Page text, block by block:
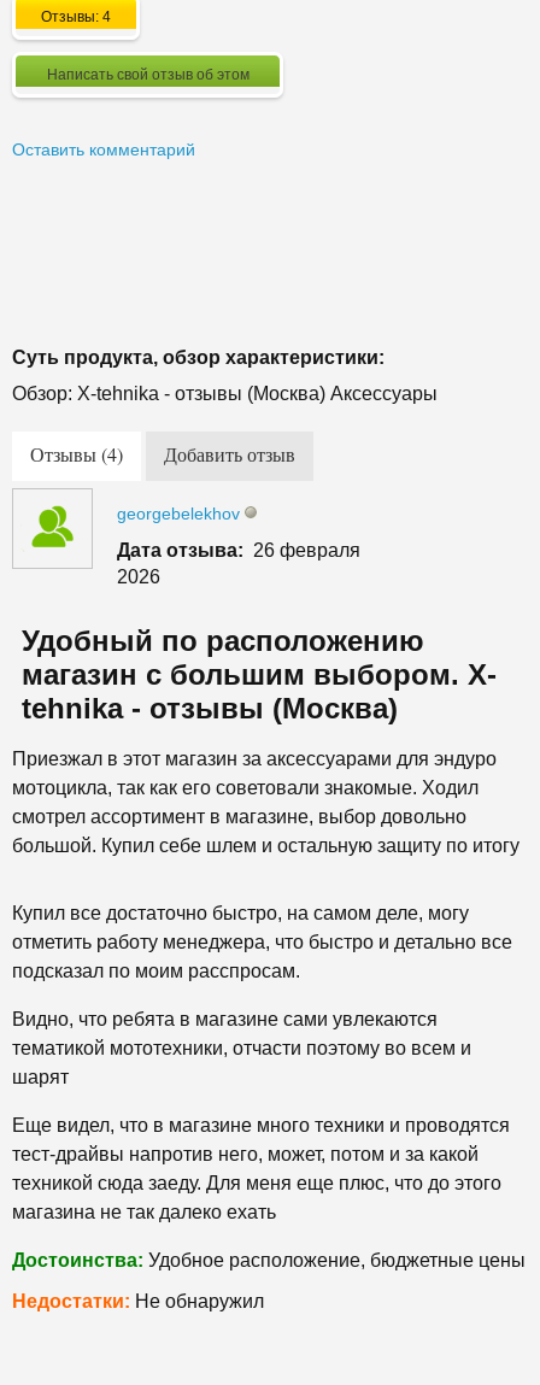
Отзывы: 4
Написать свой отзыв об этом
Оставить комментарий
Суть продукта, обзор характеристики:
Обзор: X-tehnika - отзывы (Москва) Аксессуары
Отзывы (4) Добавить отзыв
georgebelekhov
Дата отзыва: 26 февраля
2026
Удобный по расположению
магазин с большим выбором. X-
tehnika - отзывы (Москва)
Приезжал в этот магазин за аксессуарами для эндуро
мотоцикла, так как его советовали знакомые. Ходил
смотрел ассортимент в магазине, выбор довольно
большой. Купил себе шлем и остальную защиту по итогу
Купил все достаточно быстро, на самом деле, могу
отметить работу менеджера, что быстро и детально все
подсказал по моим расспросам.
Видно, что ребята в магазине сами увлекаются
тематикой мототехники, отчасти поэтому во всем и
шарят
Еще видел, что в магазине много техники и проводятся
тест-драйвы напротив него, может, потом и за какой
техникой сюда заеду. Для меня еще плюс, что до этого
магазина не так далеко ехать
Достоинства: Удобное расположение, бюджетные цены
Недостатки: Не обнаружил